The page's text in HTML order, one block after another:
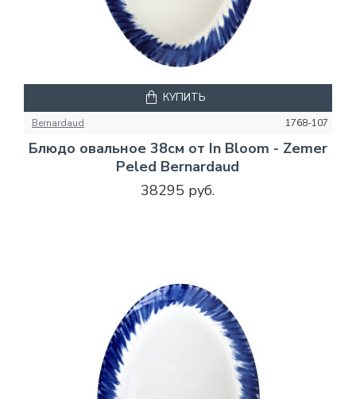
Bernardaud 1768-107
Блюдо овальное 38см от In Bloom - Zemer
Peled Bernardaud
38295 руб.
КУПИТЬ